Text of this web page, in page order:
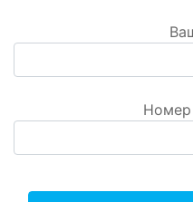
Номер